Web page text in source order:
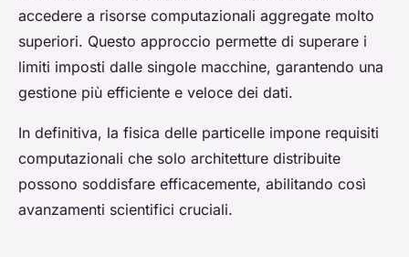
accedere a risorse computazionali aggregate molto
superiori. Questo approccio permette di superare i
limiti imposti dalle singole macchine, garantendo una
gestione più efficiente e veloce dei dati.
In definitiva, la fisica delle particelle impone requisiti
computazionali che solo architetture distribuite
possono soddisfare efficacemente, abilitando così
avanzamenti scientifici cruciali.